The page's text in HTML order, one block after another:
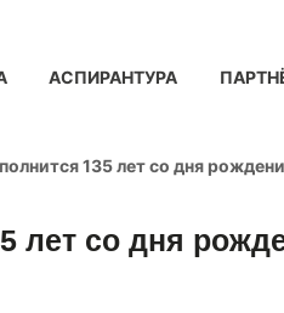
АСПИРАНТУРА
135 лет со дня
лет со дня